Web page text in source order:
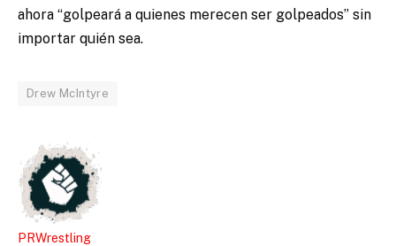
ahora “golpeará a quienes merecen ser golpeados” sin
importar quién sea.
Drew McIntyre
PRWrestling